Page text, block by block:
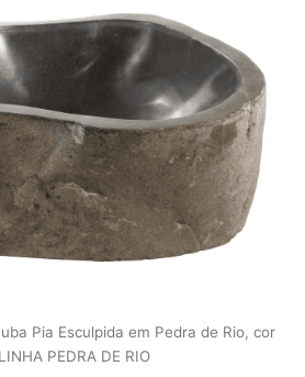
Pia Esculpida em Pedra de Rio, cor
PEDRA DE RIO